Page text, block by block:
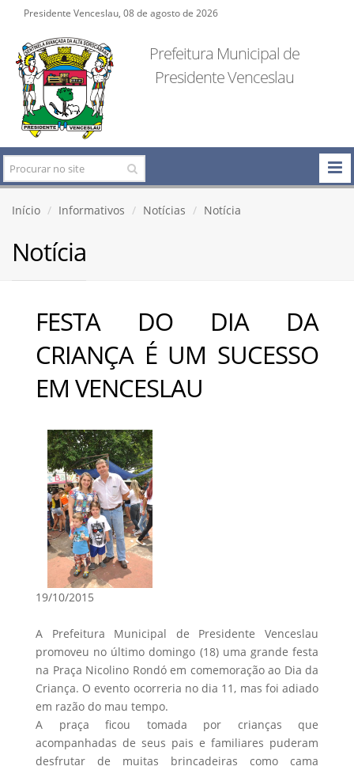
Presidente Venceslau, 08 de agosto de 2026
Prefeitura Municipal de
Presidente Venceslau
Início Informativos Notícias Notícia
Notícia
FESTA DO DIA DA
CRIANÇA É UM SUCESSO
EM VENCESLAU
19/10/2015
A Prefeitura Municipal de Presidente Venceslau
promoveu no último domingo (18) uma grande festa
na Praça Nicolino Rondó em comemoração ao Dia da
Criança. O evento ocorreria no dia 11, mas foi adiado
em razão do mau tempo.
A praça ficou tomada por crianças que
acompanhadas de seus pais e familiares puderam
desfrutar de muitas brincadeiras como cama